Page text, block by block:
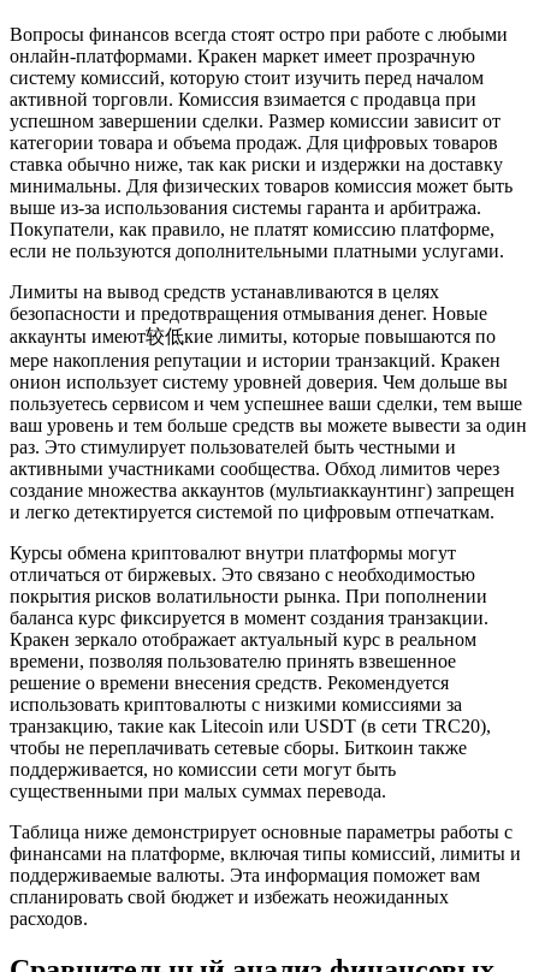
Вопросы финансов всегда стоят остро при работе с любыми
онлайн-платформами. Кракен маркет имеет прозрачную
систему комиссий, которую стоит изучить перед началом
активной торговли. Комиссия взимается с продавца при
успешном завершении сделки. Размер комиссии зависит от
категории товара и объема продаж. Для цифровых товаров
ставка обычно ниже, так как риски и издержки на доставку
минимальны. Для физических товаров комиссия может быть
выше из-за использования системы гаранта и арбитража.
Покупатели, как правило, не платят комиссию платформе,
если не пользуются дополнительными платными услугами.
Лимиты на вывод средств устанавливаются в целях
безопасности и предотвращения отмывания денег. Новые
аккаунты имеют较低кие лимиты, которые повышаются по
мере накопления репутации и истории транзакций. Кракен
онион использует систему уровней доверия. Чем дольше вы
пользуетесь сервисом и чем успешнее ваши сделки, тем выше
ваш уровень и тем больше средств вы можете вывести за один
раз. Это стимулирует пользователей быть честными и
активными участниками сообщества. Обход лимитов через
создание множества аккаунтов (мультиаккаунтинг) запрещен
и легко детектируется системой по цифровым отпечаткам.
Курсы обмена криптовалют внутри платформы могут
отличаться от биржевых. Это связано с необходимостью
покрытия рисков волатильности рынка. При пополнении
баланса курс фиксируется в момент создания транзакции.
Кракен зеркало отображает актуальный курс в реальном
времени, позволяя пользователю принять взвешенное
решение о времени внесения средств. Рекомендуется
использовать криптовалюты с низкими комиссиями за
транзакцию, такие как Litecoin или USDT (в сети TRC20),
чтобы не переплачивать сетевые сборы. Биткоин также
поддерживается, но комиссии сети могут быть
существенными при малых суммах перевода.
Таблица ниже демонстрирует основные параметры работы с
финансами на платформе, включая типы комиссий, лимиты и
поддерживаемые валюты. Эта информация поможет вам
спланировать свой бюджет и избежать неожиданных
расходов.